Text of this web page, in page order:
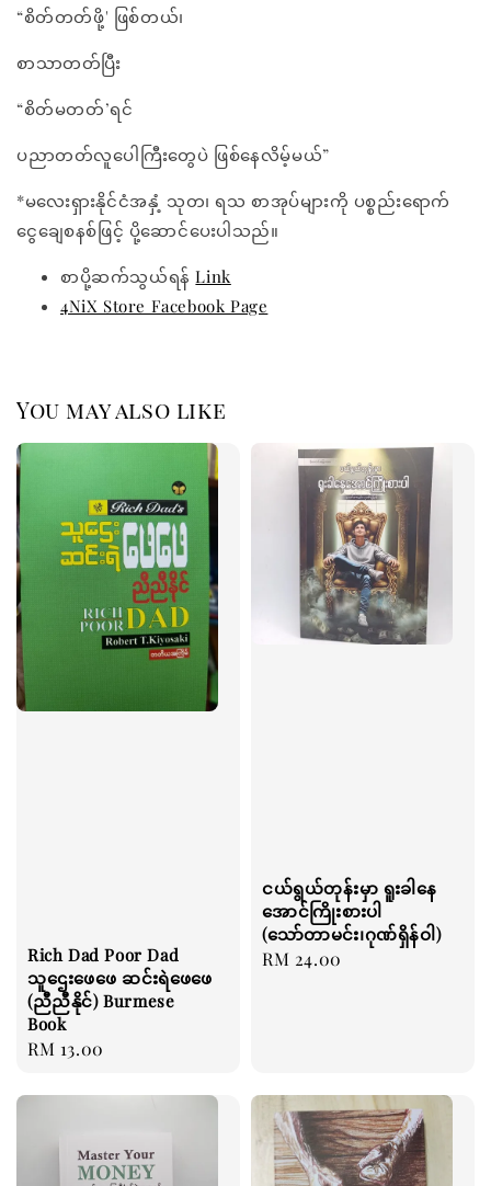
“စိတ်တတ်ဖို့' ဖြစ်တယ်၊
စာသာတတ်ပြီး
“စိတ်မတတ်’ရင်
ပညာတတ်လူပေါကြီးတွေပဲ ဖြစ်နေလိမ့်မယ်”
*မလေးရှားနိုင်ငံအနှံ့ သုတ၊ ရသ စာအုပ်များကို ပစ္စည်းရောက်
ငွေချေစနစ်ဖြင့် ပို့ဆောင်ပေးပါသည်။
စာပို့ဆက်သွယ်ရန်Link
4NiX Store Facebook Page
You may also like
Rich Dad Poor Dad
သူဌေးဖေဖေ ဆင်းရဲဖေဖေ
(ညီညီနိုင်) Burmese
Book
Regular
RM 13.00
ငယ်ရွယ်တုန်းမှာ ရူးခါနေ
အောင်ကြိုးစားပါ
(သော်တာမင်း၊ဂုဏ်ရှိန်ဝါ)
Regular
RM 24.00